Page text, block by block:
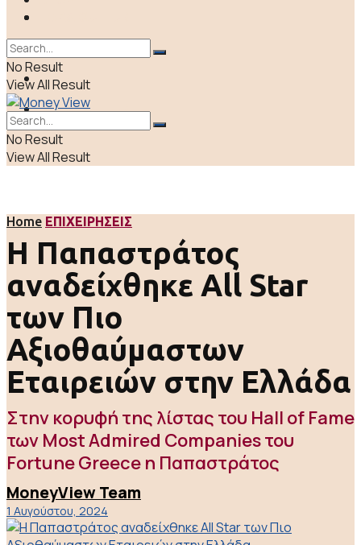
ΕΛΛΑΔΑ
ΑΠΟΨΕΙΣ
LIFE & CULTURE
No Result
View All Result
No Result
View All Result
Home ΕΠΙΧΕΙΡΗΣΕΙΣ
Η Παπαστράτος
αναδείχθηκε All Star
των Πιο
Αξιοθαύμαστων
Εταιρειών στην Ελλάδα
Στην κορυφή της λίστας του Hall of Fame
των Most Admired Companies του
Fortune Greece η Παπαστράτος
MoneyView Team
1 Αυγούστου, 2024